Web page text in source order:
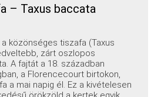
– Taxus baccata
közönséges tiszafa (Taxus
zárt oszlopos
. A fajtát a 18. században
a Florencecourt birtokon,
a mai napig él. Ez a kivételesen